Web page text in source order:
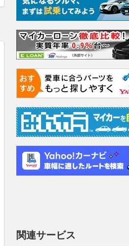
関連サービス